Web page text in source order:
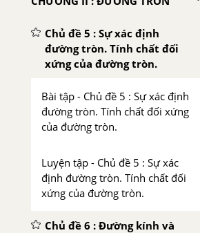
Chủ đề 5 : Sự xác định
đường tròn. Tính chất đối
xứng của đường tròn.
Bài tập - Chủ đề 5 : Sự xác định
đường tròn. Tính chất đối xứng
của đường tròn.
Luyện tập - Chủ đề 5 : Sự xác
định đường tròn. Tính chất đối
xứng của đường tròn.
Chủ đề 6 : Đường kính và